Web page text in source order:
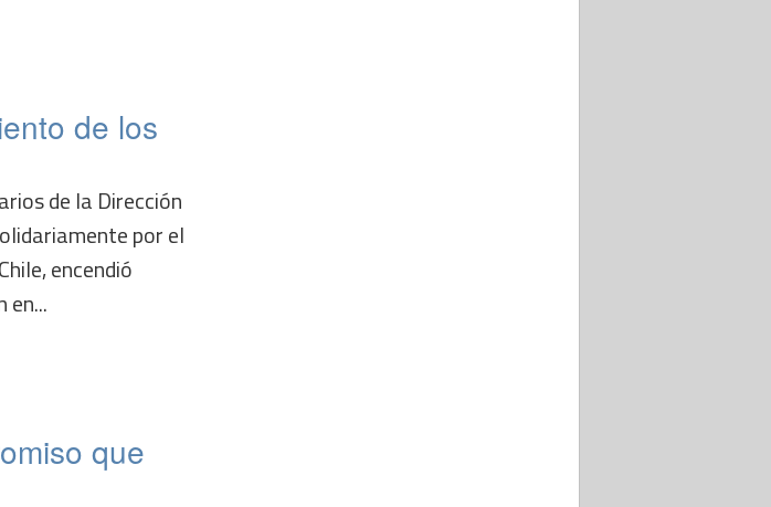
de los
de la Dirección
por el
encendió
que